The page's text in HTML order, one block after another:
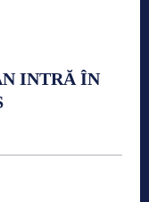
INTRĂ ÎN